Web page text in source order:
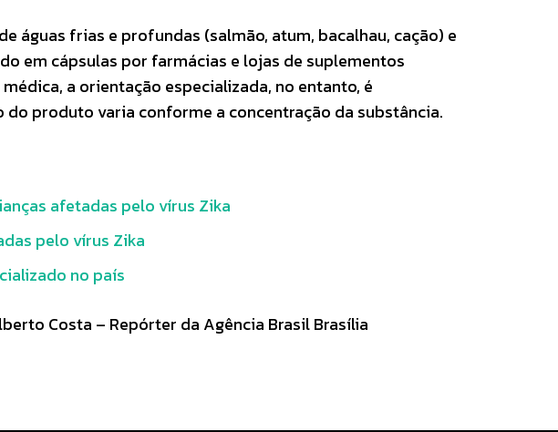
águas frias e profundas (salmão, atum, bacalhau, cação) e
em cápsulas por farmácias e lojas de suplementos
a orientação especializada, no entanto, é
produto varia conforme a concentração da substância.
afetadas pelo vírus Zika
pelo vírus Zika
no país
Costa – Repórter da Agência Brasil Brasília